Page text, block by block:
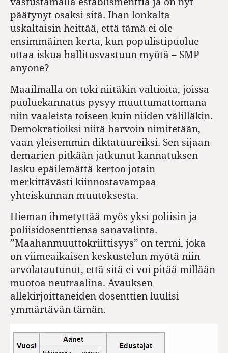
päätynyt osaksi sitä. Ihan lonkalta
uskaltaisin heittää, että tämä ei ole
ensimmäinen kerta, kun populistipuolue
ottaa iskua hallitusvastuun myötä – SMP
anyone?
Maailmalla on toki niitäkin valtioita, joissa
puoluekannatus pysyy muuttumattomana
niin vaaleista toiseen kuin niiden välilläkin.
Demokratioiksi niitä harvoin nimitetään,
vaan yleisemmin diktatuureiksi. Sen sijaan
demarien pitkään jatkunut kannatuksen
lasku epäilemättä kertoo jotain
merkittävästi kiinnostavampaa
yhteiskunnan muutoksesta.
Hieman ihmetyttää myös yksi poliisin ja
poliisidosenttiensa sanavalinta.
”Maahanmuuttokriittisyys” on termi, joka
on viimeaikaisen keskustelun myötä niin
arvolatautunut, että sitä ei voi pitää millään
muotoa neutraalina. Avauksen
allekirjoittaneiden dosenttien luulisi
ymmärtävän tämän.